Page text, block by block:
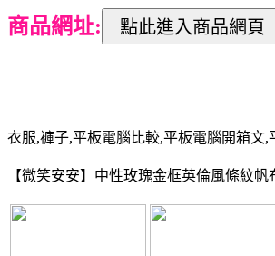
商品網址:
衣服,褲子,平板電腦比較,平板電腦開箱文
【微笑安安】中性玫瑰金框英倫風條紋